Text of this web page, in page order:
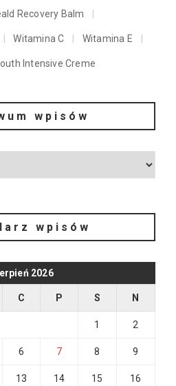
Recovery Balm
Witamina C Witamina E
Intensive Creme
wpisów
wpisów
2026
C P S N
1 2
6 7 8 9
13 14 15 16